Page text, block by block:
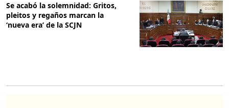
Se acabó la solemnidad: Gritos,
pleitos y regaños marcan la
‘nueva era’ de la SCJN